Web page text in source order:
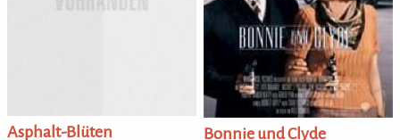
Asphalt-Blüten Bonnie und Clyde